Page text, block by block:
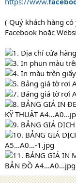
( Quý khách hàng
Facebook hoặc